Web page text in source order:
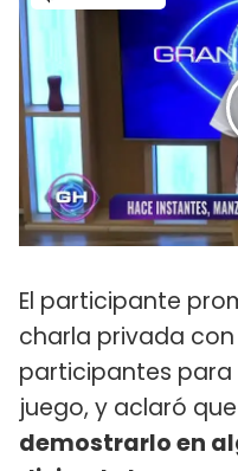
El participante
charla privada
participantes para
juego, y aclaró que
demostrarlo en